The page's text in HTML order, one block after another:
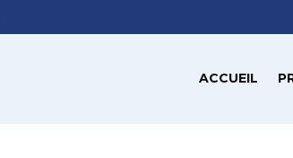
ACCUEIL